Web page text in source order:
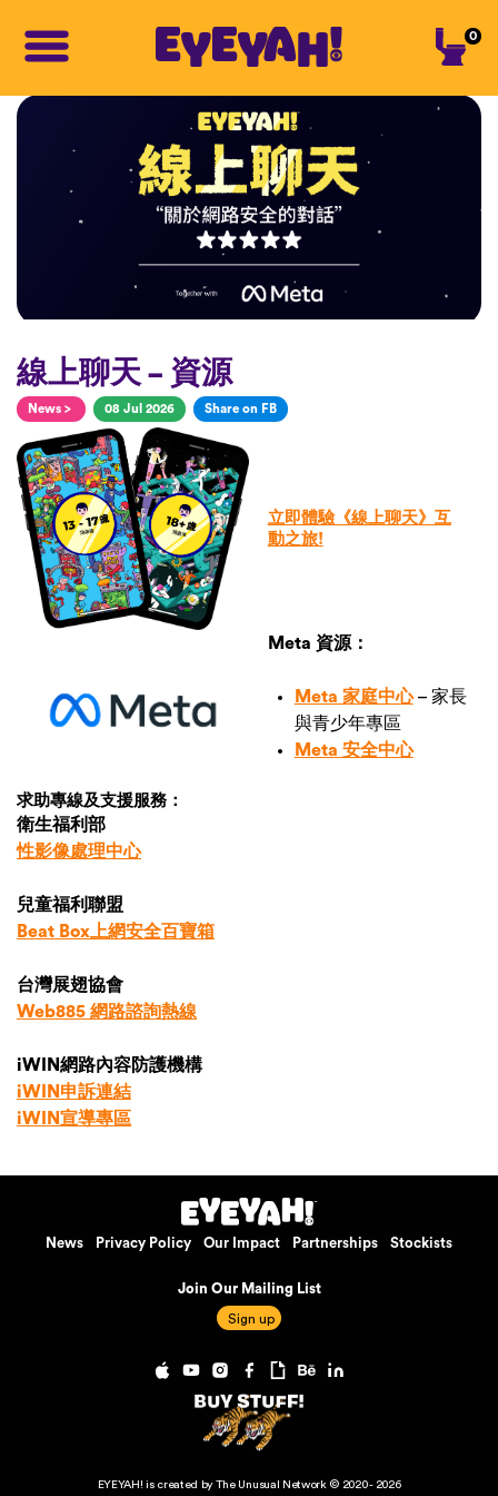
0
線上聊天 – 資源
News > 08 Jul 2026 Share on FB
立即體驗《線上聊天》互
動之旅!
Meta 資源：
Meta 家庭中心– 家長
與青少年專區
Meta 安全中心
求助專線及支援服務：
衛生福利部
性影像處理中心
兒童福利聯盟
Beat Box上網安全百寶箱
台灣展翅協會
Web885 網路諮詢熱線
iWIN網路內容防護機構
iWIN申訴連結
iWIN宣導專區
News Privacy Policy Our Impact Partnerships Stockists
Join Our Mailing List
EYEYAH! is created by The Unusual Network © 2020 - 2026